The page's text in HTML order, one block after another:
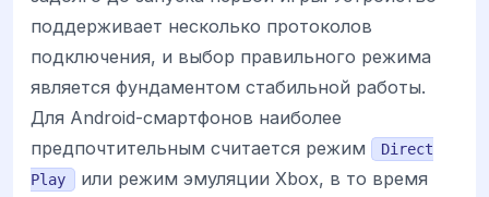
поддерживает несколько протоколов
подключения, и выбор правильного режима
является фундаментом стабильной работы.
Для Android-смартфонов наиболее
предпочтительным считается режим
Direct
Play
или режим эмуляции Xbox, в то время